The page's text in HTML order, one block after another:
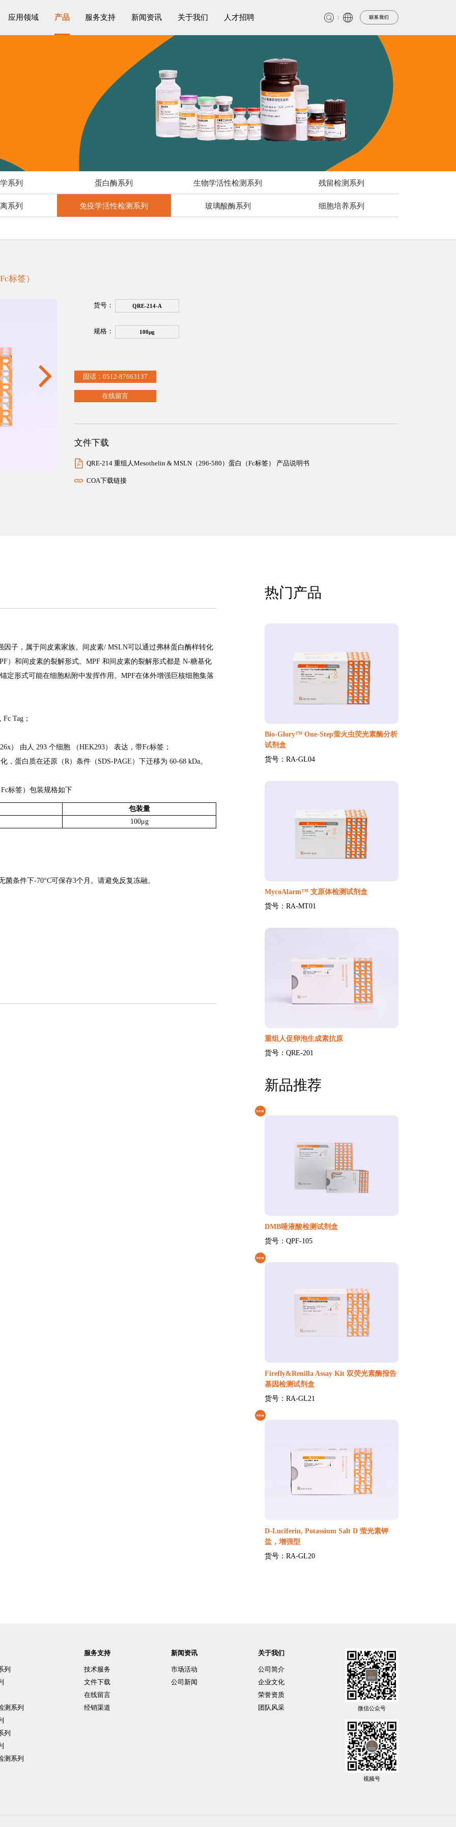
应用领域 产品 服务支持 新闻资讯 关于我们 人才招聘 联系我们
系列 蛋白酶系列 生物学活性检测系列 残留检测系列
系列 免疫学活性检测系列 玻璃酸酶系列 细胞培养系列
标签）
货号： QRE-214-A
规格： 100μg
固话：0512-87663137
在线留言
文件下载
QRE-214 重组人Mesothelin & MSLN（296-580）蛋白（Fc标签） 产品说明书
COA下载链接
子，属于间皮素家族。间皮素/ MSLN可以通过弗林蛋白酶样转化
）和间皮素的裂解形式。MPF 和间皮素的裂解形式都是 N-糖基化
定形式可能在细胞粘附中发挥作用。MPF在体外增强巨核细胞集落
Tag；
） 由人 293 个细胞 （HEK293） 表达，带Fc标签；
蛋白质在还原（R）条件（SDS-PAGE）下迁移为 60-68 kDa。
标签）包装规格如下
包装量
100μg
条件下-70°C可保存3个月。请避免反复冻融。
热门产品
Bio-Glory™ One-Step萤火虫荧光素酶分析
试剂盒
货号：RA-GL04
MycoAlarm™ 支原体检测试剂盒
货号：RA-MT01
重组人促卵泡生成素抗原
货号：QRE-201
新品推荐
DMB唾液酸检测试剂盒
货号：QPF-105
Firefly&Renilla Assay Kit 双荧光素酶报告
基因检测试剂盒
货号：RA-GL21
D-Luciferin, Potassium Salt D 萤光素钾
盐，增强型
货号：RA-GL20
列
测系列
列
测系列
服务支持
技术服务
文件下载
在线留言
经销渠道
新闻资讯
市场活动
公司新闻
关于我们
公司简介
企业文化
荣誉资质
团队风采
微信公众号
视频号